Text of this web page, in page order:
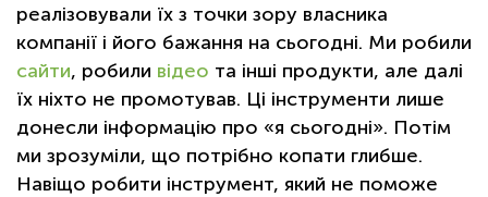
реалізовували їх з точки зору власника
компанії і його бажання на сьогодні. Ми робили
сайти, робили відео та інші продукти, але далі
їх ніхто не промотував. Ці інструменти лише
донесли інформацію про «я сьогодні». Потім
ми зрозуміли, що потрібно копати глибше.
Навіщо робити інструмент, який не поможе